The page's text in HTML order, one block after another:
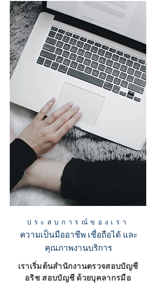
ประสบการณ์ของเรา
ความเป็นมืออาชีพ เชื่อถือได้ และ
คุณภาพงานบริการ
เราเริ่มต้นสำนักงานตรวจสอบบัญชี
อริช สอบบัญชี ด้วยบุคลากรมือ